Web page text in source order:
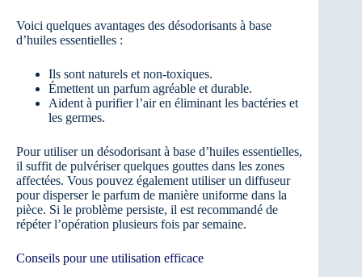
Voici quelques avantages des désodorisants à base
d’huiles essentielles :
Ils sont naturels et non-toxiques.
Émettent un parfum agréable et durable.
Aident à purifier l’air en éliminant les bactéries et
les germes.
Pour utiliser un désodorisant à base d’huiles essentielles,
il suffit de pulvériser quelques gouttes dans les zones
affectées. Vous pouvez également utiliser un diffuseur
pour disperser le parfum de manière uniforme dans la
pièce. Si le problème persiste, il est recommandé de
répéter l’opération plusieurs fois par semaine.
Conseils pour une utilisation efficace